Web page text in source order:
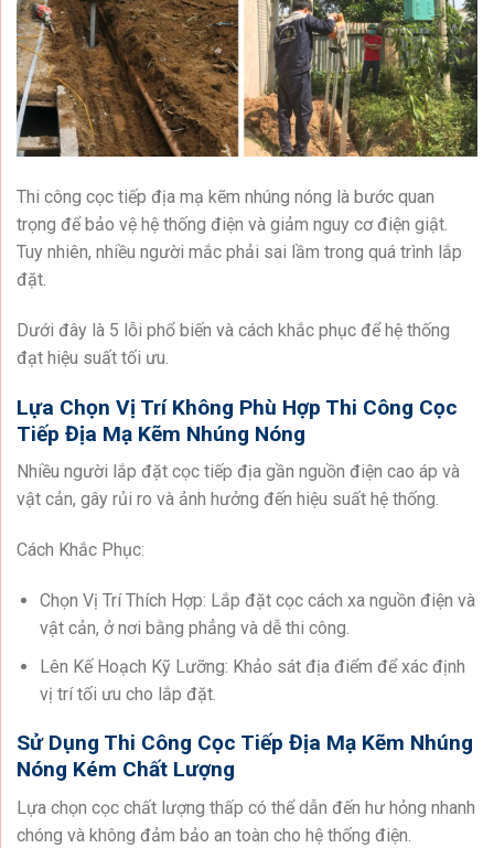
Thi công cọc tiếp địa mạ kẽm nhúng nóng là bước quan
trọng để bảo vệ hệ thống điện và giảm nguy cơ điện giật.
Tuy nhiên, nhiều người mắc phải sai lầm trong quá trình lắp
đặt.
Dưới đây là 5 lỗi phổ biến và cách khắc phục để hệ thống
đạt hiệu suất tối ưu.
Lựa Chọn Vị Trí Không Phù Hợp Thi Công Cọc
Tiếp Địa Mạ Kẽm Nhúng Nóng
Nhiều người lắp đặt cọc tiếp địa gần nguồn điện cao áp và
vật cản, gây rủi ro và ảnh hưởng đến hiệu suất hệ thống.
Cách Khắc Phục:
Chọn Vị Trí Thích Hợp: Lắp đặt cọc cách xa nguồn điện và
vật cản, ở nơi bằng phẳng và dễ thi công.
Lên Kế Hoạch Kỹ Lưỡng: Khảo sát địa điểm để xác định
vị trí tối ưu cho lắp đặt.
Sử Dụng Thi Công Cọc Tiếp Địa Mạ Kẽm Nhúng
Nóng Kém Chất Lượng
Lựa chọn cọc chất lượng thấp có thể dẫn đến hư hỏng nhanh
chóng và không đảm bảo an toàn cho hệ thống điện.